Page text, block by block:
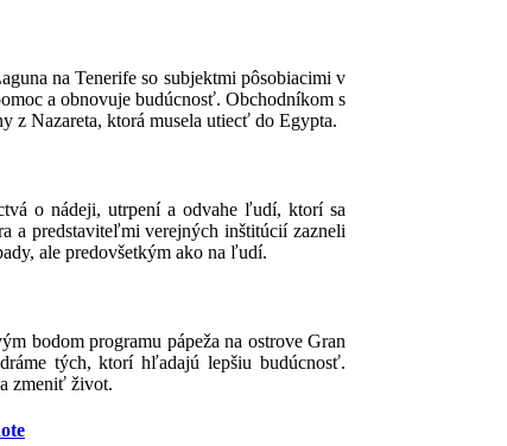
na Tenerife so subjektmi pôsobiacimi v
a obnovuje budúcnosť. Obchodníkom s
z Nazareta, ktorá musela utiecť do Egypta.
o nádeji, utrpení a odvahe ľudí, ktorí sa
a predstaviteľmi verejných inštitúcií zazneli
ale predovšetkým ako na ľudí.
bodom programu pápeža na ostrove Gran
tých, ktorí hľadajú lepšiu budúcnosť.
zmeniť život.